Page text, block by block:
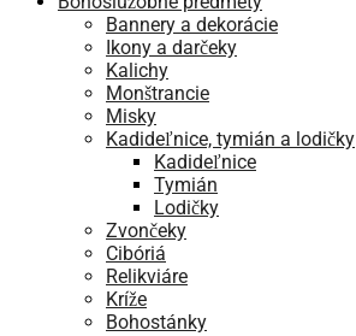
Bannery a dekorácie
Ikony a darčeky
Kalichy
Monštrancie
Misky
Kadideľnice, tymián a lodičky
Kadideľnice
Tymián
Lodičky
Zvončeky
Cibóriá
Relikviáre
Kríže
Bohostánky